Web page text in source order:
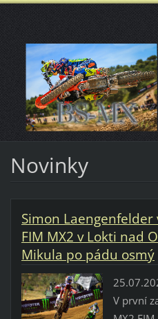
Novinky
Simon
FIM MX2 v Lokti nad
Mikula po pádu osmý
V první